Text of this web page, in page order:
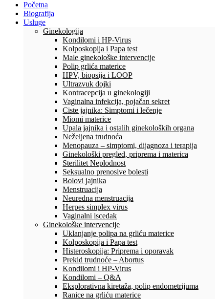
Početna
Biografija
Usluge
Ginekologija
Kondilomi i HP-Virus
Kolposkopija i Papa test
Male ginekološke intervencije
Polip grlića materice
HPV, biopsija i LOOP
Ultrazvuk dojki
Kontracepcija u ginekologiji
Vaginalna infekcija, pojačan sekret
Ciste jajnika: Simptomi i lečenje
Miomi materice
Upala jajnika i ostalih ginekoloških organa
Neželjena trudnoća
Menopauza – simptomi, dijagnoza i terapija
Ginekološki pregled, priprema i materica
Sterilitet Neplodnost
Seksualno prenosive bolesti
Bolovi jajnika
Menstruacija
Neuredna menstruacija
Herpes simplex virus
Vaginalni iscedak
Ginekološke intervencije
Uklanjanje polipa na grliću materice
Kolposkopija i Papa test
Histeroskopija: Priprema i oporavak
Prekid trudnoće – Abortus
Kondilomi i HP-Virus
Kondilomi – Q&A
Eksplorativna kiretaža, polip endometrijuma
Ranice na grliću materice